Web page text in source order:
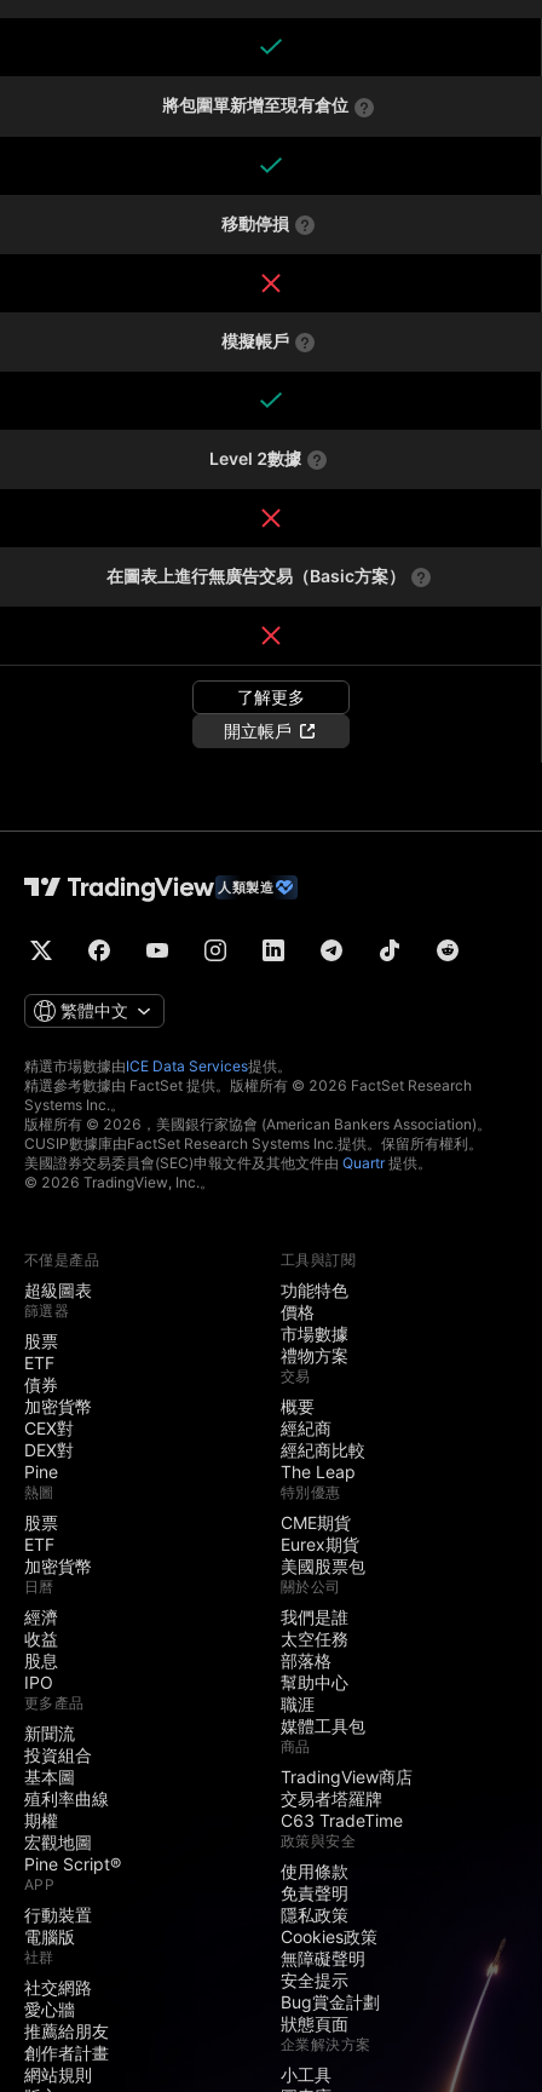
將包圍單新增至現有倉位
移動停損
模擬帳戶
Level 2數據
在圖表上進行無廣告交易（Basic方案）
了解更多
開立帳戶
人類製造
繁體中文
精選市場數據由ICE Data Services提供。
精選參考數據由 FactSet 提供。版權所有 © 2026 FactSet Research
Systems Inc.。
版權所有 © 2026，美國銀行家協會 (American Bankers Association)。
CUSIP數據庫由FactSet Research Systems Inc.提供。保留所有權利。
美國證券交易委員會(SEC)申報文件及其他文件由 Quartr提供。
© 2026 TradingView, Inc.。
不僅是產品
超級圖表
篩選器
股票
ETF
債券
加密貨幣
CEX對
DEX對
Pine
熱圖
股票
ETF
加密貨幣
日曆
經濟
收益
股息
IPO
更多產品
新聞流
投資組合
基本圖
殖利率曲線
期權
宏觀地圖
Pine Script®
APP
行動裝置
電腦版
社群
社交網路
愛心牆
推薦給朋友
創作者計畫
網站規則
工具與訂閱
功能特色
價格
市場數據
禮物方案
交易
概要
經紀商
經紀商比較
The Leap
特別優惠
CME期貨
Eurex期貨
美國股票包
關於公司
我們是誰
太空任務
部落格
幫助中心
職涯
媒體工具包
商品
TradingView商店
交易者塔羅牌
C63 TradeTime
政策與安全
使用條款
免責聲明
隱私政策
Cookies政策
無障礙聲明
安全提示
Bug賞金計劃
狀態頁面
企業解決方案
小工具